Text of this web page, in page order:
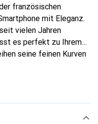
französischen
mit Eleganz.
vielen Jahren
es perfekt zu Ihrem
seine feinen Kurven
für eine